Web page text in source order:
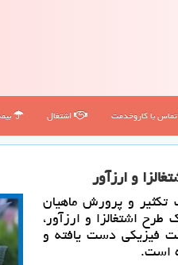
تماس با كاروخدمت اشتغال
تكثیر و پرورش ماهیان
اشتغالزا و ارزآور،
پیشرفت فیزیكی دست یافته و
است.